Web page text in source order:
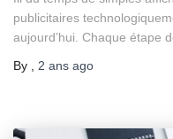
publicitaires
aujourd’hui. Chaque étape
By
2 ans ago